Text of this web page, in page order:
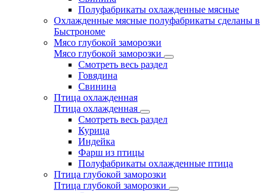
Полуфабрикаты охлажденные мясные
Охлажденные мясные полуфабрикаты сделаны в
Быстрономе
Мясо глубокой заморозки
Мясо глубокой заморозки
Смотреть весь раздел
Говядина
Свинина
Птица охлажденная
Птица охлажденная
Смотреть весь раздел
Курица
Индейка
Фарш из птицы
Полуфабрикаты охлажденные птица
Птица глубокой заморозки
Птица глубокой заморозки